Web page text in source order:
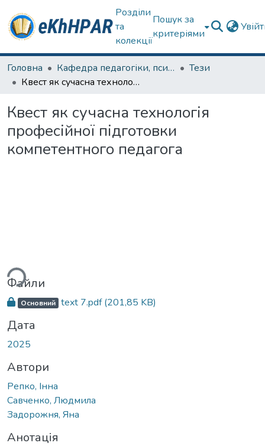
Розділи
та
колекції
Пошук за
критеріями
Головна Кафедра педагогіки, психології, початкової освіти та освітнього менеджменту
Тези
Квест як сучасна технологія професійної підготовки компетентного педагога
Квест як сучасна технологія
професійної підготовки
компетентного педагога
Файли
Основний text 7.pdf(201,85 KB)
Дата
2025
Автори
Репко, Інна
Савченко, Людмила
Задорожня, Яна
Анотація